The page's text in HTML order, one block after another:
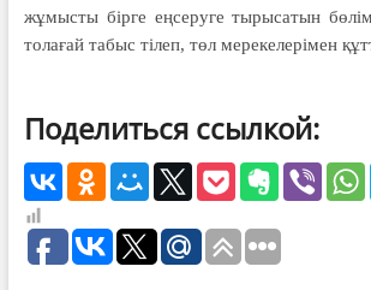
жұмысты бірге еңсеруге тырысатын
толағай табыс тілеп, төл мерекелерімен
Поделиться ссылкой: